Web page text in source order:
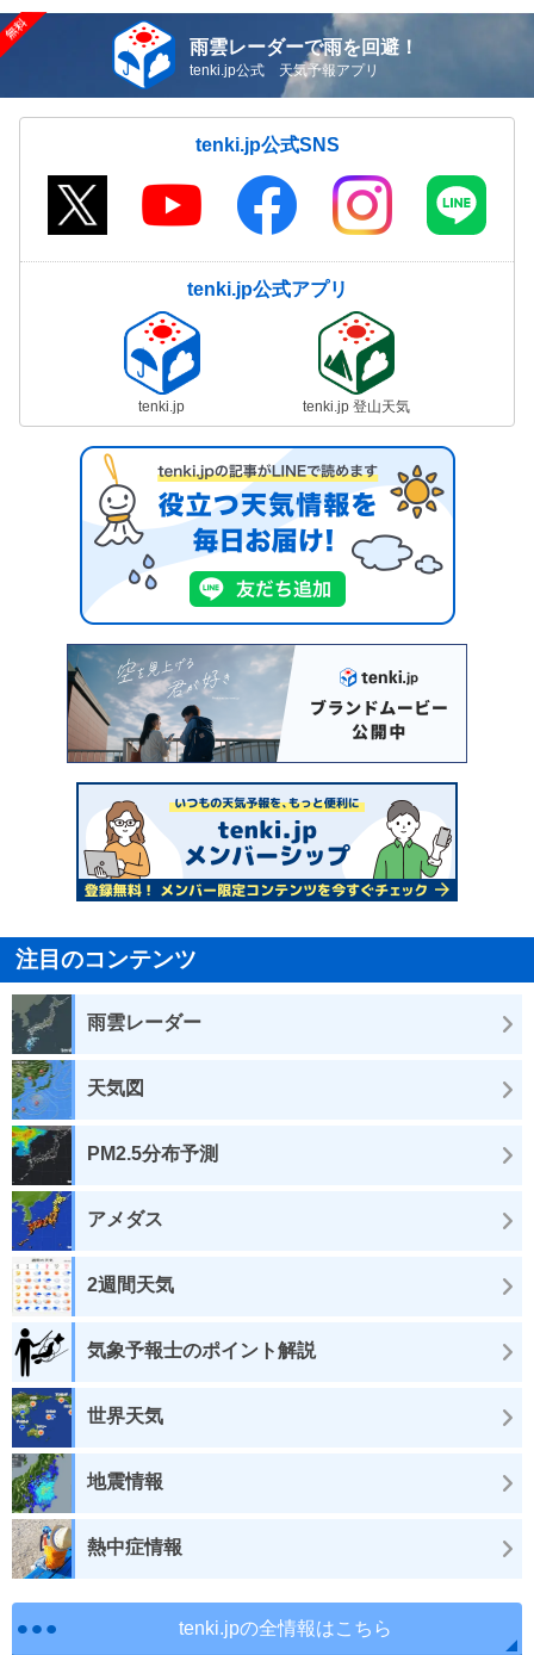
雨雲レーダーで雨を回避！
tenki.jp公式 天気予報アプリ
tenki.jp公式SNS
tenki.jp公式アプリ
tenki.jp tenki.jp 登山天気
注目のコンテンツ
雨雲レーダー
天気図
PM2.5分布予測
アメダス
2週間天気
気象予報士のポイント解説
世界天気
地震情報
熱中症情報
tenki.jpの全情報はこちら